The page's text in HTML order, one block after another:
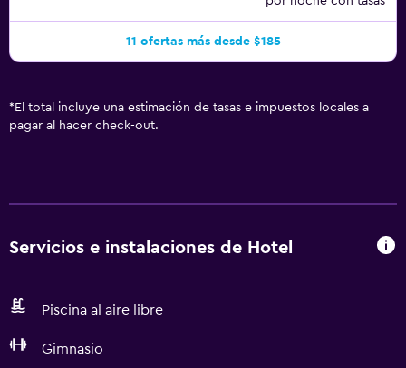
11 ofertas más desde $185
* El total incluye una estimación de tasas e impuestos locales a
pagar al hacer check-out.
Servicios e instalaciones de Hotel
Piscina al aire libre
Gimnasio